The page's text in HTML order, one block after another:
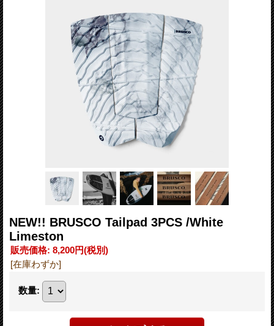
NEW!! BRUSCO Tailpad 3PCS /White
Limeston
販売価格: 8,200円(税別)
[在庫わずか]
数量: